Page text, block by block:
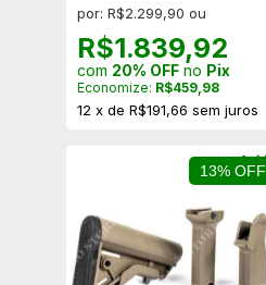
por: R$2.299,90 ou
R$1.839,92
com 20% OFF no Pix
Economize: R$459,98
12 x de R$191,66 sem juros
13% OFF